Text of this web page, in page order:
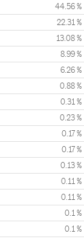
44.56 %
22.31 %
13.08 %
8.99 %
6.26 %
0.88 %
0.31 %
0.23 %
0.17 %
0.17 %
0.13 %
0.11 %
0.11 %
0.1 %
0.1 %